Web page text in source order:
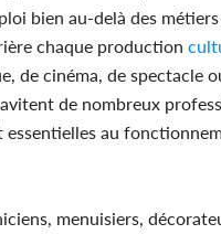
bien au-delà des
chaque production
de cinéma, de spectacle
de nombreux
essentielles au
menuisiers,